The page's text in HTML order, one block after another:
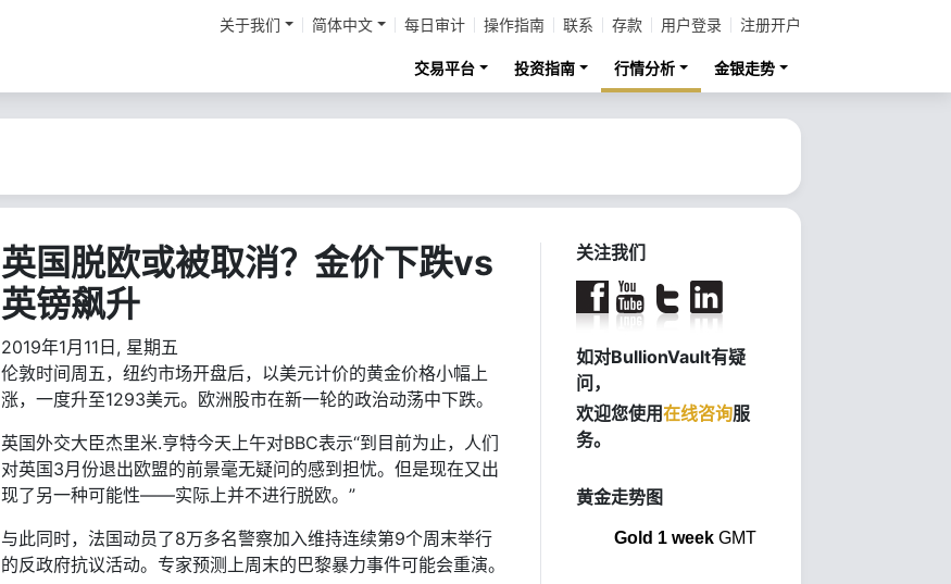
关于我们 简体中文 每日审计 操作指南 联系 存款 用户登录 注册开户
交易平台 投资指南 行情分析 金银走势
英国脱欧或被取消？金价下跌vs
英镑飙升
2019年1月11日, 星期五
伦敦时间周五，纽约市场开盘后，以美元计价的黄金价格小幅上
涨，一度升至1293美元。欧洲股市在新一轮的政治动荡中下跌。
英国外交大臣杰里米.亨特今天上午对BBC表示“到目前为止，人们
对英国3月份退出欧盟的前景毫无疑问的感到担忧。但是现在又出
现了另一种可能性——实际上并不进行脱欧。”
与此同时，法国动员了8万多名警察加入维持连续第9个周末举行
的反政府抗议活动。专家预测上周末的巴黎暴力事件可能会重演。
关注我们
如对BullionVault有疑
问，
欢迎您使用在线咨询服
务。
黄金走势图
Gold 1 weekGMT